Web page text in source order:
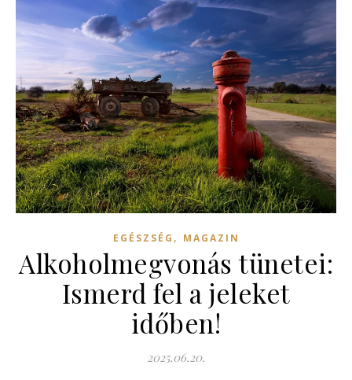
EGÉSZSÉG , MAGAZIN
Alkoholmegvonás tünetei:
Ismerd fel a jeleket
időben!
2025.06.20.